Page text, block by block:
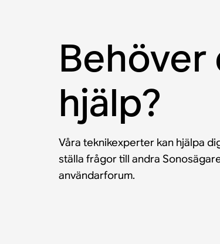
Behöver
hjälp?
Våra teknikexperter kan hjälpa
ställa frågor till andra
användarforum.